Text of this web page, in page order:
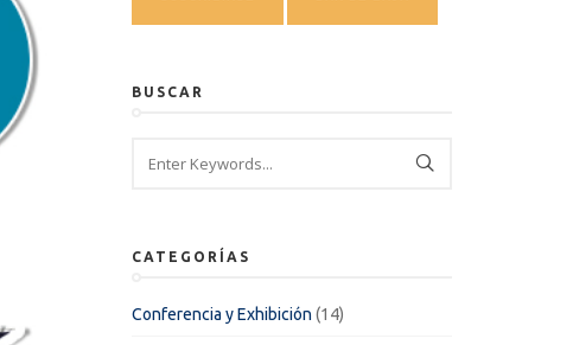
BUSCAR
CATEGORÍAS
Conferencia y Exhibición (14)